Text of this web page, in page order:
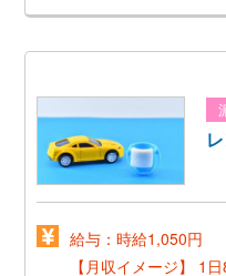
給与：時給1,050円
【月収イメージ】
1